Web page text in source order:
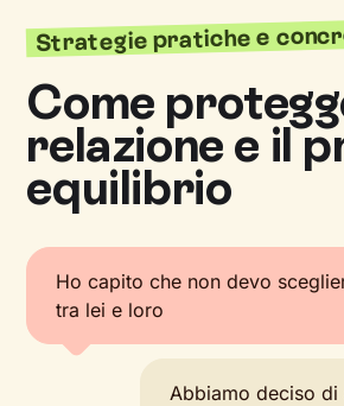
Strategie pratiche e
Come
relazione e il
equilibrio
Ho capito che non devo
tra lei e loro
Abbiamo deciso di